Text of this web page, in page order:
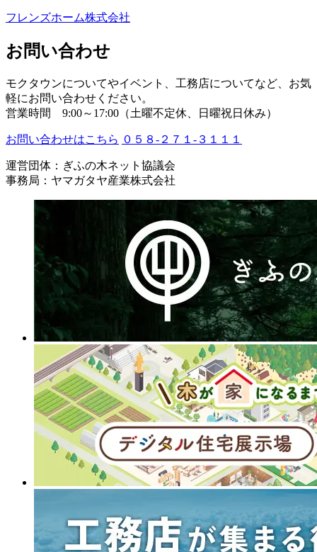
フレンズホーム株式会社
お問い合わせ
モクタウンについてやイベント、工務店についてなど、お気
軽にお問い合わせください。
営業時間 9:00～17:00（土曜不定休、日曜祝日休み）
お問い合わせはこちら ０５８-２７１-３１１１
運営団体：ぎふの木ネット協議会
事務局：ヤマガタヤ産業株式会社